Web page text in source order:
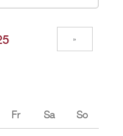
»
Fr Sa So